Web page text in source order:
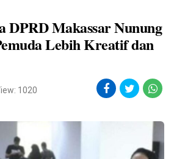
DPRD Makassar Nunung
Lebih Kreatif dan
1020